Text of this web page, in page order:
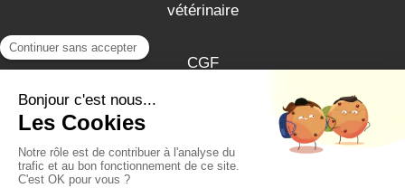
vétérinaire
CGF
Création et référencement du site par Simplébo